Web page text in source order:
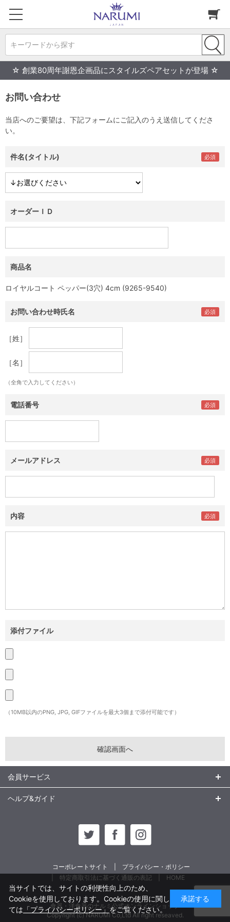
キーワードから探す
☆ 創業80周年謝恩企画品にスタイルズペアセットが登場 ☆
お問い合わせ
当店へのご要望は、下記フォームにご記入のうえ送信してくださ
い。
件名(タイトル)
オーダーＩＤ
商品名
ロイヤルコート ペッパー(3穴) 4cm (9265-9540)
お問い合わせ時氏名
［姓］
［名］
（全角で入力してください）
電話番号
メールアドレス
内容
添付ファイル
（10MB以内のPNG, JPG, GIFファイルを最大3個まで添付可能です）
会員サービス
ヘルプ&ガイド
コーポレートサイト
プライバシー・ポリシー
特定商取引法に基づく通販の表記
HOME
食器・洋食器のナルミ公式オンラインショップ
Copyright (c) NARUMI Co,Ltd All right reseaved.
当サイトでは、サイトの利便性向上のため、
Cookieを使用しております。Cookieの使用に関し
ては 「プライバシーポリシー」をご覧ください。
承諾する